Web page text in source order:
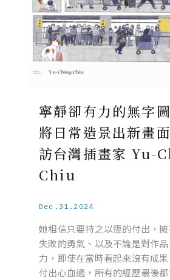
寧靜卻有力的無字
將日常造景出新
訪台灣插畫家 Yu-
Chiu
Dec.31.2024
她相信只要持之以恆的付出，
失敗的勇氣、以及不論是對作
力，即使在當時看起來沒有成
付出心血過，所有的經歷最後